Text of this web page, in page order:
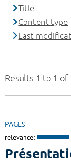
Results 1 to 1 of
PAGES
relevance:
Title
Content type
Last